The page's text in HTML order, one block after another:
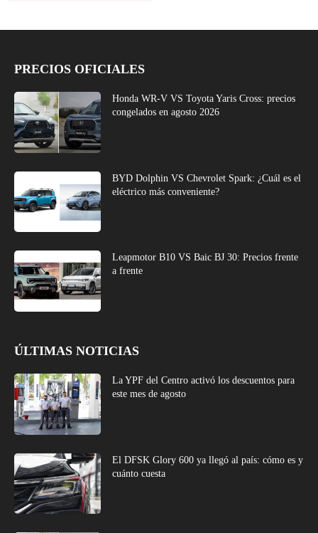
PRECIOS OFICIALES
Honda WR-V VS Toyota Yaris Cross: precios
congelados en agosto 2026
BYD Dolphin VS Chevrolet Spark: ¿Cuál es el
eléctrico más conveniente?
Leapmotor B10 VS Baic BJ 30: Precios frente
a frente
ÚLTIMAS NOTICIAS
La YPF del Centro activó los descuentos para
este mes de agosto
El DFSK Glory 600 ya llegó al país: cómo es y
cuánto cuesta